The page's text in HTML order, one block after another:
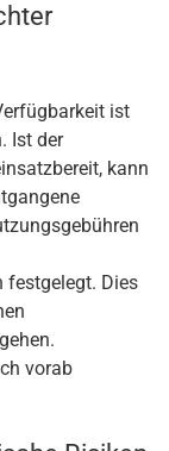
ist
Ist der
kann
festgelegt. Dies
vorab